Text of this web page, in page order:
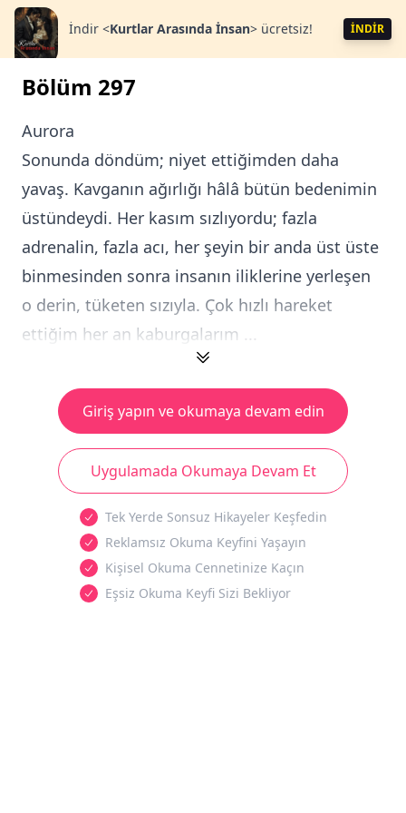
İndir <Kurtlar Arasında İnsan> ücretsiz! İNDİR
Bölüm 297
Aurora
Sonunda döndüm; niyet ettiğimden daha
yavaş. Kavganın ağırlığı hâlâ bütün bedenimin
üstündeydi. Her kasım sızlıyordu; fazla
adrenalin, fazla acı, her şeyin bir anda üst üste
binmesinden sonra insanın iliklerine yerleşen
o derin, tüketen sızıyla. Çok hızlı hareket
ettiğim her an kaburgalarım ...
Giriş yapın ve okumaya devam edin
Uygulamada Okumaya Devam Et
Tek Yerde Sonsuz Hikayeler Keşfedin
Reklamsız Okuma Keyfini Yaşayın
Kişisel Okuma Cennetinize Kaçın
Eşsiz Okuma Keyfi Sizi Bekliyor